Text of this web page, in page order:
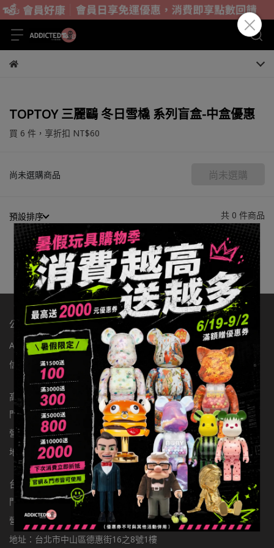
TOPTOY 三麗鷗 冬日雪橇 系列盲盒-中盒優惠
買 6 件， 享折扣 NT$60
尚未選購商品 尚未選購
預設排序 共 0 件商品
公司：辦手李有限公司
ABOUT玩具有毒 店舖資訊 聯繫我們 統編：83363549
信箱：addictedtoys2020@gmail.com
高雄店
門市電話：0900301877
營業時間：11:00-22:00
地址：高雄市楠梓區大學東路136號
台北店
門市電話：0981797166
營業時間：11:00-22:00
地址：台北市中山區德惠街16之8號1樓